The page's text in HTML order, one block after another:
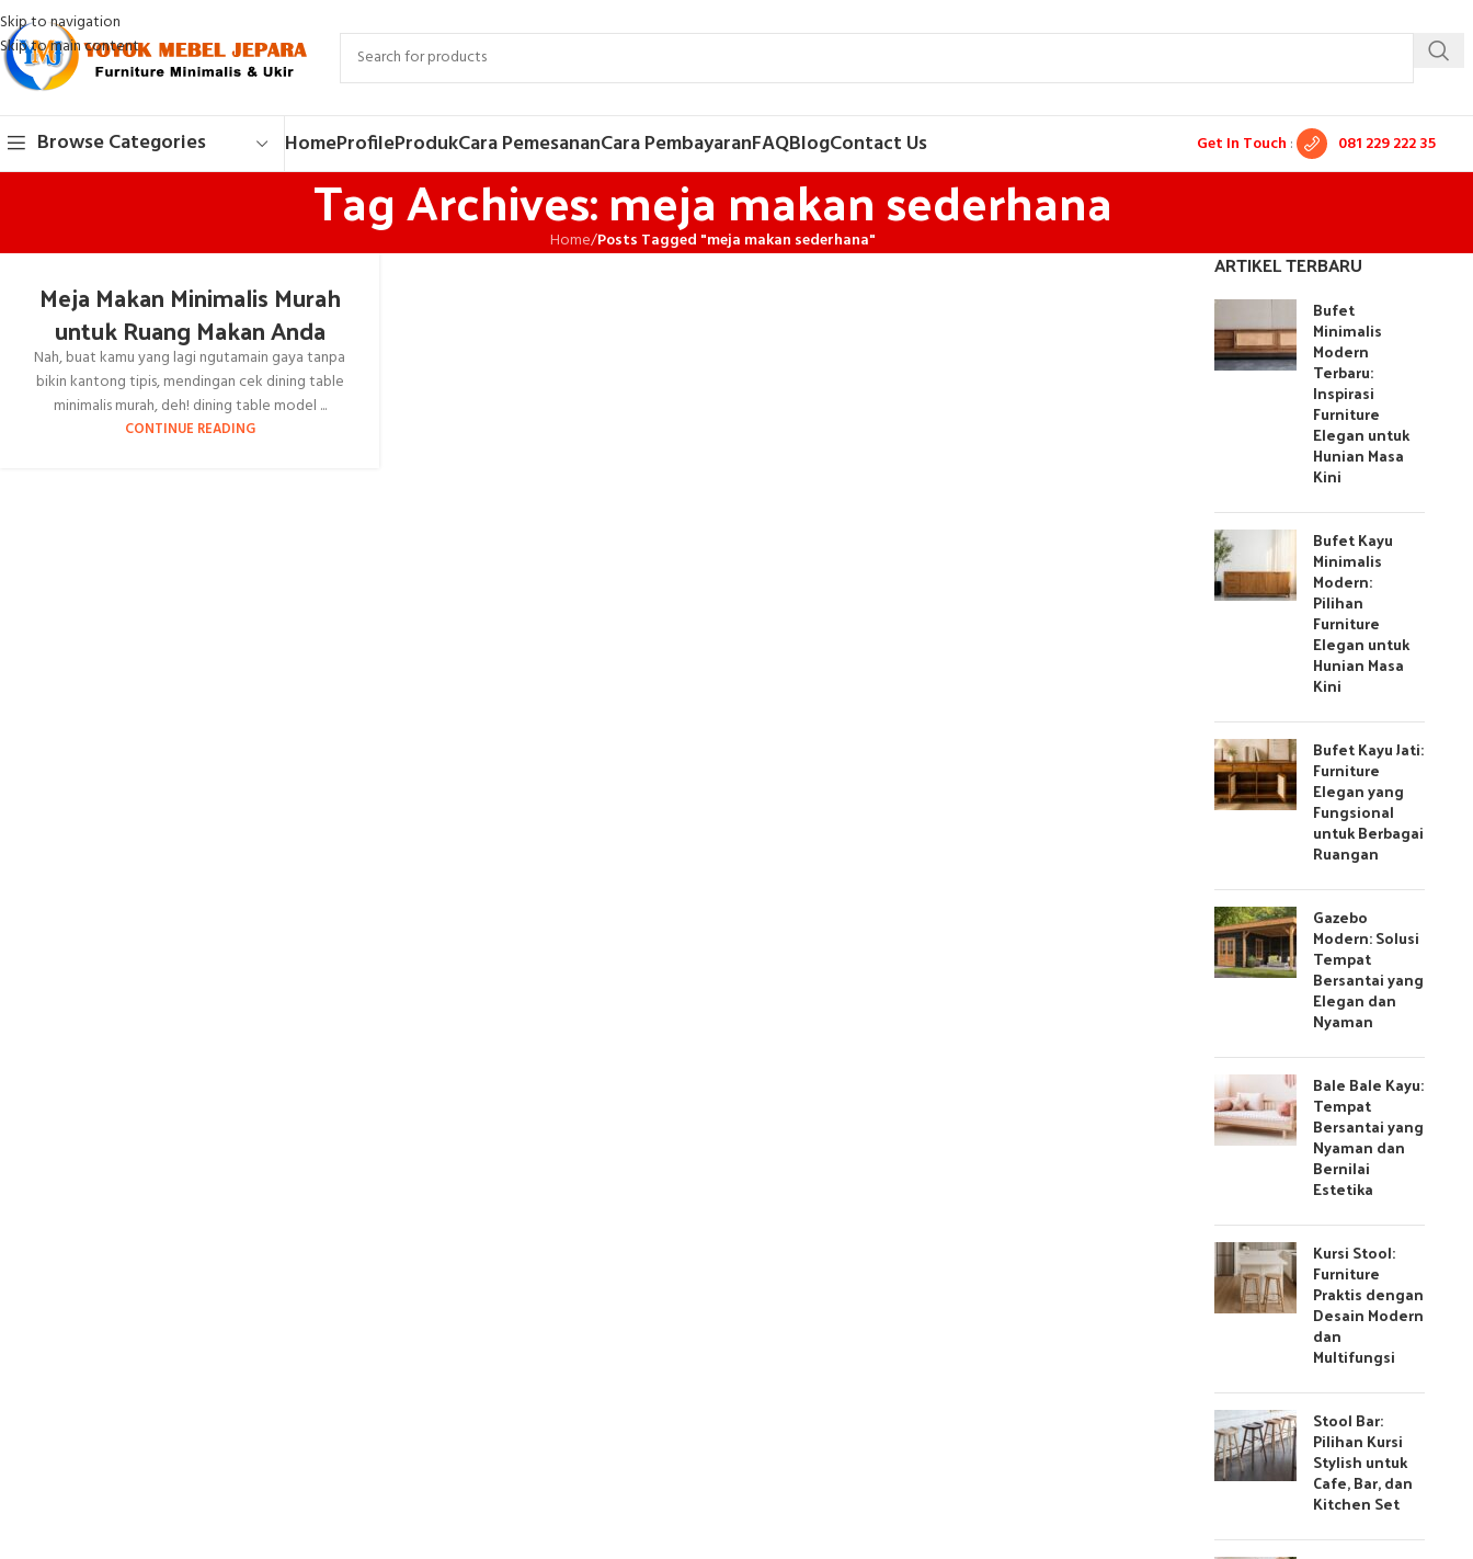
Skip to navigation
Skip to main content
Browse Categories HomeProfileProdukCara PemesananCara PembayaranFAQBlogContact Us Get In Touch : 081 229 222 35
Tag Archives: meja makan sederhana
Home/Posts Tagged "meja makan sederhana"
Meja Makan Minimalis Murah
untuk Ruang Makan Anda
Nah, buat kamu yang lagi ngutamain gaya tanpa
bikin kantong tipis, mendingan cek dining table
minimalis murah, deh! dining table model ...
CONTINUE READING
ARTIKEL TERBARU
Bufet
Minimalis
Modern
Terbaru:
Inspirasi
Furniture
Elegan untuk
Hunian Masa
Kini
Bufet Kayu
Minimalis
Modern:
Pilihan
Furniture
Elegan untuk
Hunian Masa
Kini
Bufet Kayu Jati:
Furniture
Elegan yang
Fungsional
untuk Berbagai
Ruangan
Gazebo
Modern: Solusi
Tempat
Bersantai yang
Elegan dan
Nyaman
Bale Bale Kayu:
Tempat
Bersantai yang
Nyaman dan
Bernilai
Estetika
Kursi Stool:
Furniture
Praktis dengan
Desain Modern
dan
Multifungsi
Stool Bar:
Pilihan Kursi
Stylish untuk
Cafe, Bar, dan
Kitchen Set